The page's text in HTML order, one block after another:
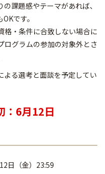
課題感やテーマがあれば、
です。
・条件に合致しない場合に
ログラムの参加の対象外とさ
よる選考と面談を予定してい
：6月12日
日（金）23:59